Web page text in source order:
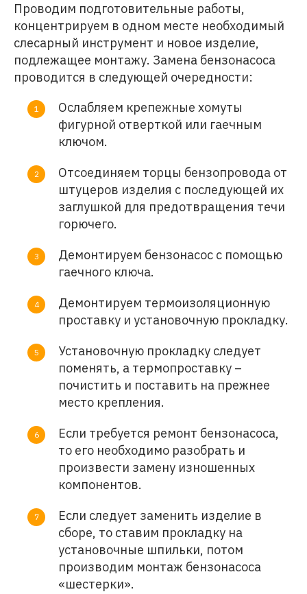
Проводим подготовительные работы,
концентрируем в одном месте необходимый
слесарный инструмент и новое изделие,
подлежащее монтажу. Замена бензонасоса
проводится в следующей очередности:
Ослабляем крепежные хомуты
фигурной отверткой или гаечным
ключом.
Отсоединяем торцы бензопровода от
штуцеров изделия с последующей их
заглушкой для предотвращения течи
горючего.
Демонтируем бензонасос с помощью
гаечного ключа.
Демонтируем термоизоляционную
проставку и установочную прокладку.
Установочную прокладку следует
поменять, а термопроставку –
почистить и поставить на прежнее
место крепления.
Если требуется ремонт бензонасоса,
то его необходимо разобрать и
произвести замену изношенных
компонентов.
Если следует заменить изделие в
сборе, то ставим прокладку на
установочные шпильки, потом
производим монтаж бензонасоса
«шестерки».